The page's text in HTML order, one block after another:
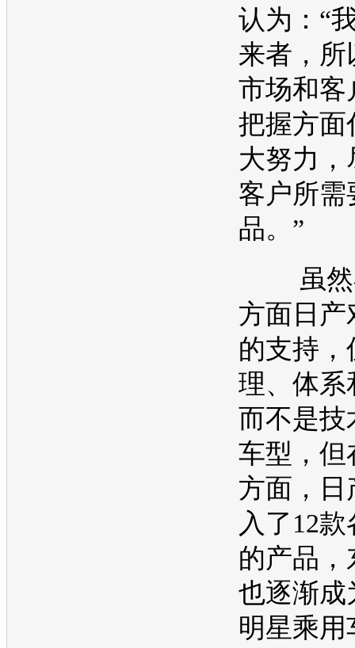
认为：“
来者，所
市场和客
把握方面
大努力，
客户所需
品。”
虽然
方面 日产
的支持，
理、体系
而不是技
车型，但
方面， 日
入了12
的产品，
也逐渐成
明星乘用